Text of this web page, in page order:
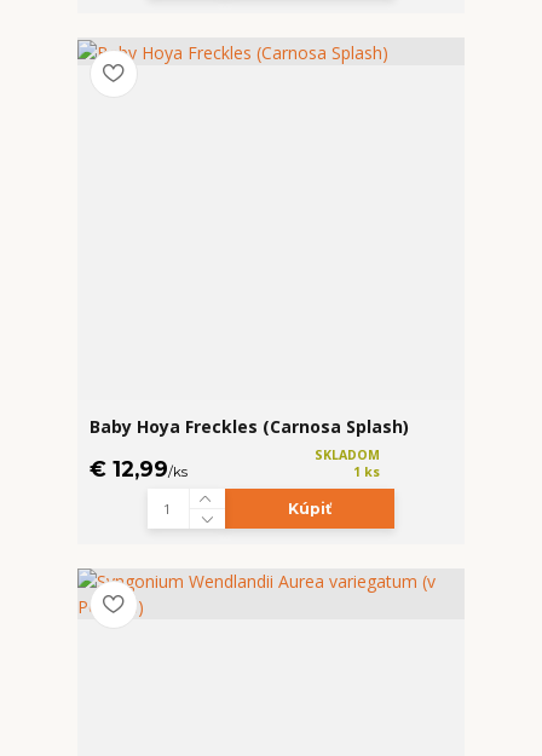
Baby Hoya Freckles (Carnosa Splash)
€ 12,99/ks
SKLADOM
1 ks
Kúpiť